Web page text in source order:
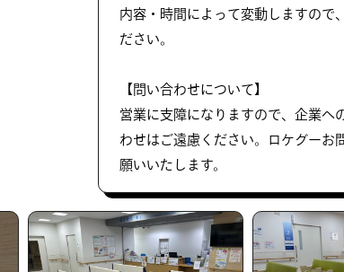
内容・時間によって変動しますので
ださい。
【問い合わせについて】
営業に支障になりますので、企業へ
わせはご遠慮ください。ロケグーお
願いいたします。